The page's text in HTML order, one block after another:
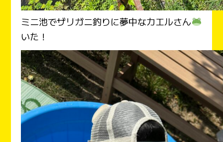
ミニ池でザリガニ釣りに夢中なカエルさん
いた！